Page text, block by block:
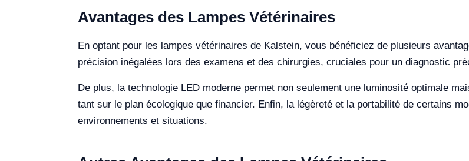
Avantages des Lampes Vétérinaires
En optant pour les lampes vétérinaires de Kalstein, vous bénéficiez de plusieurs
précision inégalées lors des examens et des chirurgies, cruciales pour un diagnostic
De plus, la technologie LED moderne permet non seulement une luminosité optimale
tant sur le plan écologique que financier. Enfin, la légèreté et la portabilité de certains
environnements et situations.